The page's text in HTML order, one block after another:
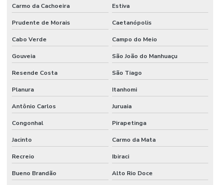
Carmo da Cachoeira Estiva
Prudente de Morais Caetanópolis
Cabo Verde Campo do Meio
Gouveia São João do Manhuaçu
Resende Costa São Tiago
Planura Itanhomi
Antônio Carlos Juruaia
Congonhal Pirapetinga
Jacinto Carmo da Mata
Recreio Ibiraci
Bueno Brandão Alto Rio Doce